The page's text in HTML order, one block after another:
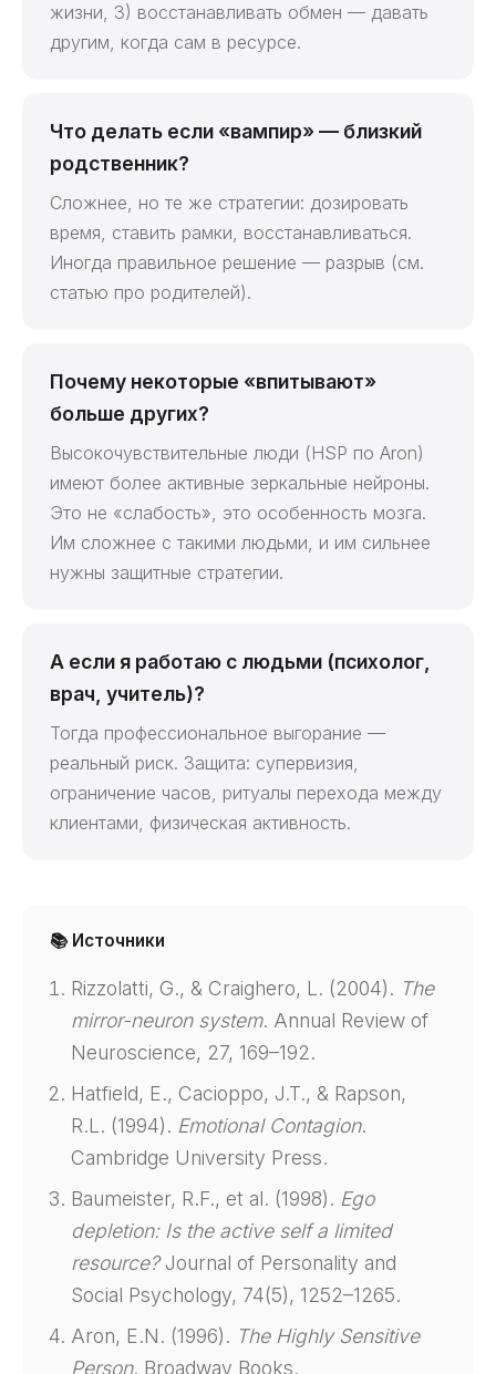
жизни, 3) восстанавливать обмен — давать
другим, когда сам в ресурсе.
Что делать если «вампир» — близкий
родственник?
Сложнее, но те же стратегии: дозировать
время, ставить рамки, восстанавливаться.
Иногда правильное решение — разрыв (см.
статью про родителей).
Почему некоторые «впитывают»
больше других?
Высокочувствительные люди (HSP по Aron)
имеют более активные зеркальные нейроны.
Это не «слабость», это особенность мозга.
Им сложнее с такими людьми, и им сильнее
нужны защитные стратегии.
А если я работаю с людьми (психолог,
врач, учитель)?
Тогда профессиональное выгорание —
реальный риск. Защита: супервизия,
ограничение часов, ритуалы перехода между
клиентами, физическая активность.
📚 Источники
Rizzolatti, G., & Craighero, L. (2004). The
mirror-neuron system. Annual Review of
Neuroscience, 27, 169–192.
Hatfield, E., Cacioppo, J.T., & Rapson,
R.L. (1994). Emotional Contagion.
Cambridge University Press.
Baumeister, R.F., et al. (1998). Ego
depletion: Is the active self a limited
resource?Journal of Personality and
Social Psychology, 74(5), 1252–1265.
Aron, E.N. (1996). The Highly Sensitive
Person. Broadway Books.